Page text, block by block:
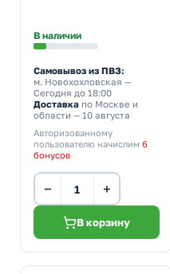
В наличии
Самовывоз из ПВЗ:
м. Новохохловская —
Сегодня до 18:00
Доставка по Москве и
области — 10 августа
Авторизованному
пользователю начислим 6
бонусов
− +
В корзину